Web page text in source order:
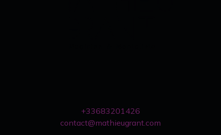
+33683201426
contact@mathieugrant.com